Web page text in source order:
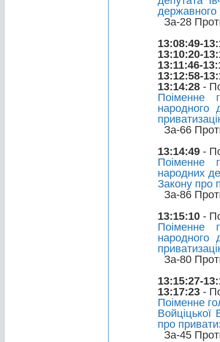
За-28
13:08:49-
13:10:20-
13:11:46-
13:12:58-
13:14:28 -
Поіменне
За-66
13:14:49 -
Поіменне
народних
Закону про
За-86
13:15:10 -
Поіменне
народного
За-80
13:15:27-
13:17:23 -
Поіменне
про
За-45